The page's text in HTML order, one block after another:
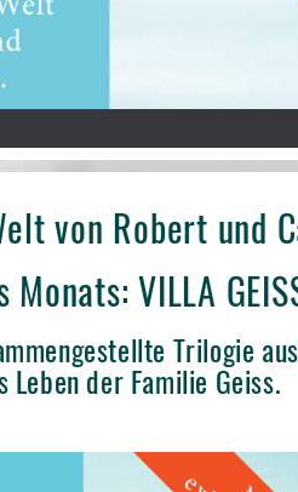
von Robert und
VILLA
Trilogie
Leben der Familie Geiss.